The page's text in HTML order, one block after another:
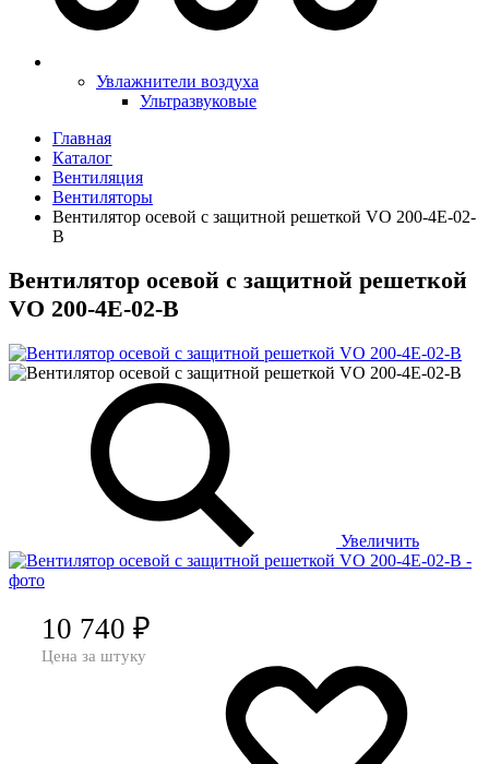
Увлажнители воздуха
Ультразвуковые
Главная
Каталог
Вентиляция
Вентиляторы
Вентилятор осевой с защитной решеткой VO 200-4Е-02-
В
Вентилятор осевой с защитной решеткой
VO 200-4Е-02-В
Увеличить
10 740 ₽
Цена за штуку